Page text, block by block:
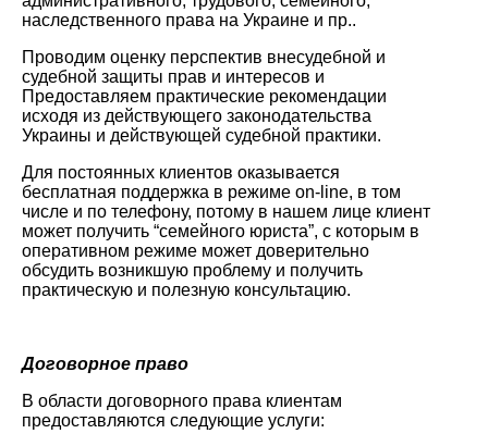
наследственного права на Украине и пр..
Проводим оценку перспектив внесудебной и
судебной защиты прав и интересов и
Предоставляем практические рекомендации
исходя из действующего законодательства
Украины и действующей судебной практики.
Для постоянных клиентов оказывается
бесплатная поддержка в режиме on-lіne, в том
числе и по телефону, потому в нашем лице клиент
может получить “семейного юриста”, с которым в
оперативном режиме может доверительно
обсудить возникшую проблему и получить
практическую и полезную консультацию.
Договорное право
В области договорного права клиентам
предоставляются следующие услуги: